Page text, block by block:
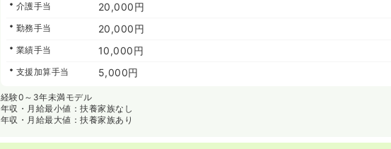
介護手当 20,000円
勤務手当 20,000円
業績手当 10,000円
支援加算手当 5,000円
経験0～3年未満モデル
年収・月給最小値：扶養家族なし
年収・月給最大値：扶養家族あり